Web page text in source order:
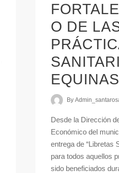
O DE
EQUINAS
By
Desde la Dirección
Económico del
entrega de “Libretas
para todos aquellos
sido beneficiados